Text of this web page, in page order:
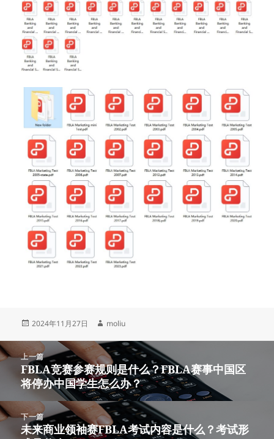
发
2024年11月27日
作
moliu
文
章
上一篇
上
篇
文
章：
FBLA竞赛参赛规则是什么？FBLA赛事中国区
将停办中国学生怎么办？
下一篇
下
未来商业领袖赛FBLA考试内容是什么？考试形